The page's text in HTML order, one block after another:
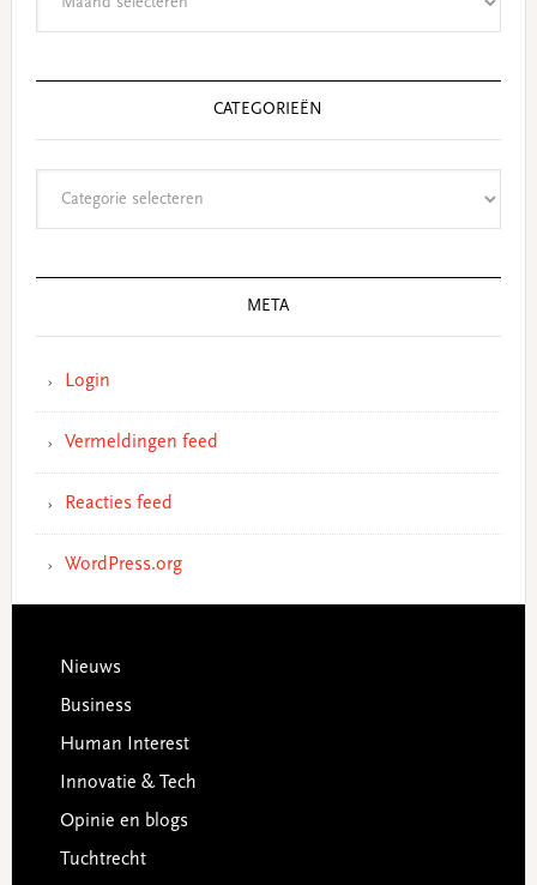
CATEGORIEËN
META
Login
Vermeldingen feed
Reacties feed
WordPress.org
Footer
Nieuws
Business
Human Interest
Innovatie & Tech
Opinie en blogs
Tuchtrecht